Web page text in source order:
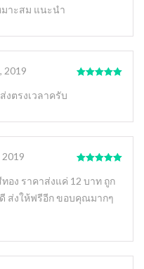
มาะสม แนะนำ
2019
งตรงเวลาครับ
of 5
2019
อง ราคาส่งแค่ 12 บาท ถูก
ส่งให้ฟรีอีก ขอบคุณมากๆ